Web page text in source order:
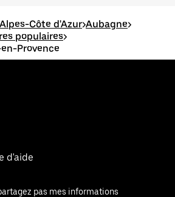
Côte d'Azur>Aubagne>
populaires>
Provence
d'aide
pas mes informations